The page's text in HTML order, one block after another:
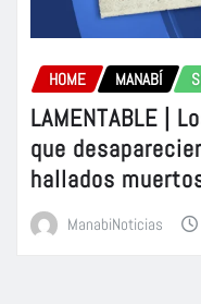
HOME MANABÍ
LAMENTABLE |
que
hallados
ManabiNoticias